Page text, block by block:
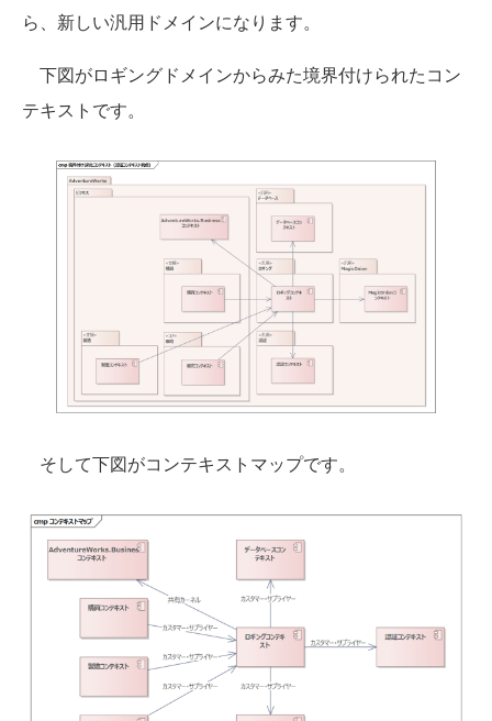
ら、新しい汎用ドメインになります。
下図がロギングドメインからみた境界付けられたコン
テキストです。
そして下図がコンテキストマップです。